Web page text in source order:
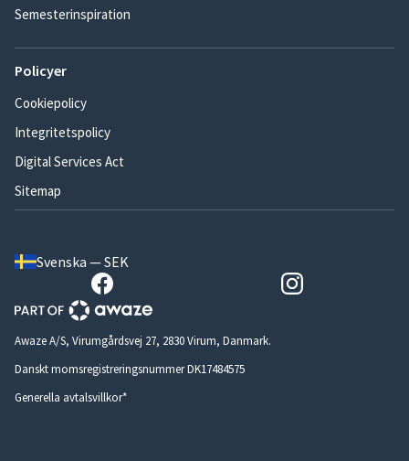
Semesterinspiration
Policyer
Cookiepolicy
Integritetspolicy
Digital Services Act
Sitemap
Svenska — SEK
Awaze A/S, Virumgårdsvej 27, 2830 Virum, Danmark.
Danskt momsregistreringsnummer DK17484575
Generella avtalsvillkor*